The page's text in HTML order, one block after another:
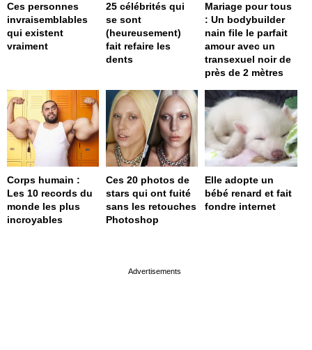
Ces personnes
invraisemblables
qui existent
vraiment
25 célébrités qui
se sont
(heureusement)
fait refaire les
dents
Mariage pour tous
: Un bodybuilder
nain file le parfait
amour avec un
transexuel noir de
près de 2 mètres
Corps humain :
Les 10 records du
monde les plus
incroyables
Ces 20 photos de
stars qui ont fuité
sans les retouches
Photoshop
Elle adopte un
bébé renard et fait
fondre internet